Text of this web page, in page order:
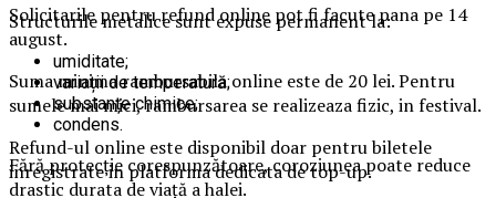
Structurile metalice sunt expuse permanent la:
umiditate;
variații de temperatură;
substanțe chimice;
condens.
Fără protecție corespunzătoare, coroziunea poate reduce
drastic durata de viață a halei.
Solicitarile pentru refund online pot fi facute pana pe 14
august.
Suma minima rambursabila online este de 20 lei. Pentru
sumele mai mici, rambursarea se realizeaza fizic, in festival.
Refund-ul online este disponibil doar pentru biletele
inregistrate in platforma dedicata de top-up.